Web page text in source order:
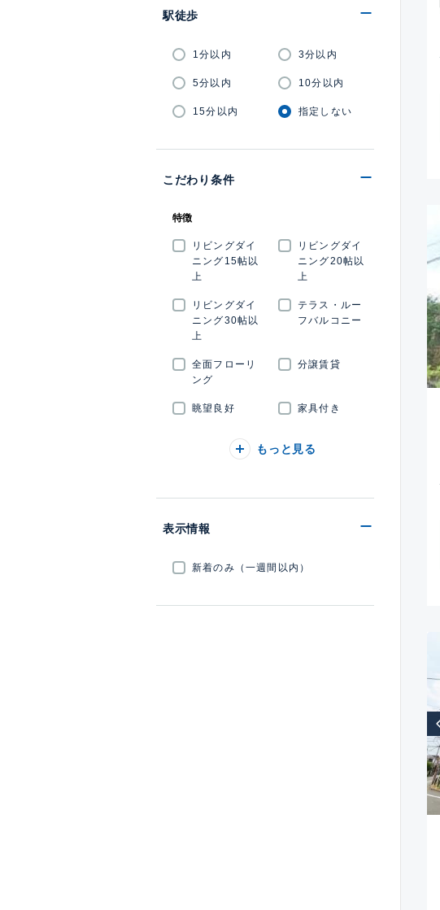
駅徒歩
1分以内 3分以内
5分以内 10分以内
15分以内 指定しない
こだわり条件
特徴
リビングダイ
ニング15帖以
上
リビングダイ
ニング20帖以
上
リビングダイ
ニング30帖以
上
テラス・ルー
フバルコニー
全面フローリ
ング
分譲賃貸
眺望良好 家具付き
もっと見る
表示情報
新着のみ（一週間以内）